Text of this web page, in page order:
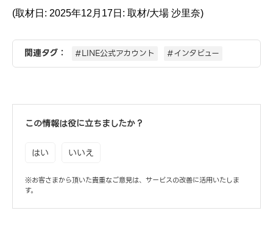
(取材日: 2025年12月17日: 取材/大場 沙里奈)
関連タグ： #LINE公式アカウント #インタビュー
この情報は役に立ちましたか？
はい いいえ
※お客さまから頂いた貴重なご意見は、サービスの改善に活用いたしま
す。